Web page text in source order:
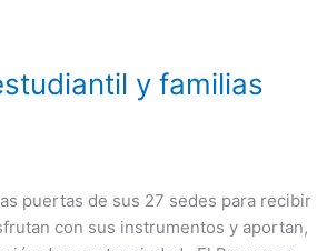
y familias
puertas de sus 27 sedes para recibir
con sus instrumentos y aportan,